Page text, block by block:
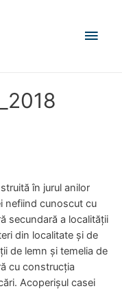
Main
în jurul anilor
nefiind cunoscut cu
secundară a localității
din localitate și de
de lemn și temelia de
cu construcția
Acoperișul casei